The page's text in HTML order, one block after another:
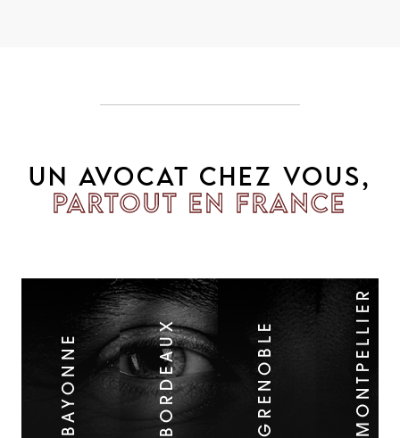
UN AVOCAT CHEZ VOUS,
PARTOUT EN FRANCE
BAYONNE BORDEAUX GRENOBLE MONTPELLIER